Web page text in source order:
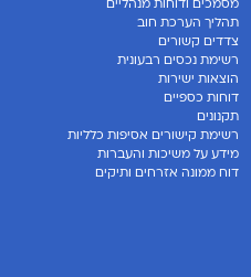
מסמכים ודוחות מנהליים
תהליך הערכת חוב
צדדים קשורים
רשימת נכסים רבעונית
הוצאות ישירות
דוחות כספיים
תקנונים
רשימת קישורים אסיפות כלליות
מידע על משיכות והעברות
דוח ממונה אזרחים ותיקים